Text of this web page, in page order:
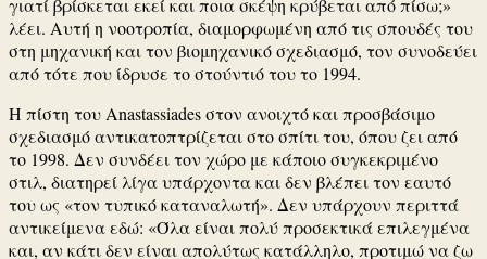
γιατί βρίσκεται εκεί και ποια σκέψη κρύβεται από πίσω;»
λέει. Αυτή η νοοτροπία, διαμορφωμένη από τις σπουδές του
στη μηχανική και τον βιομηχανικό σχεδιασμό, τον συνοδεύει
από τότε που ίδρυσε το στούντιό του το 1994.
Η πίστη του Anastassiades στον ανοιχτό και προσβάσιμο
σχεδιασμό αντικατοπτρίζεται στο σπίτι του, όπου ζει από
το 1998. Δεν συνδέει τον χώρο με κάποιο συγκεκριμένο
στιλ, διατηρεί λίγα υπάρχοντα και δεν βλέπει τον εαυτό
του ως «τον τυπικό καταναλωτή». Δεν υπάρχουν περιττά
αντικείμενα εδώ: «Όλα είναι πολύ προσεκτικά επιλεγμένα
και, αν κάτι δεν είναι απολύτως κατάλληλο, προτιμώ να ζω